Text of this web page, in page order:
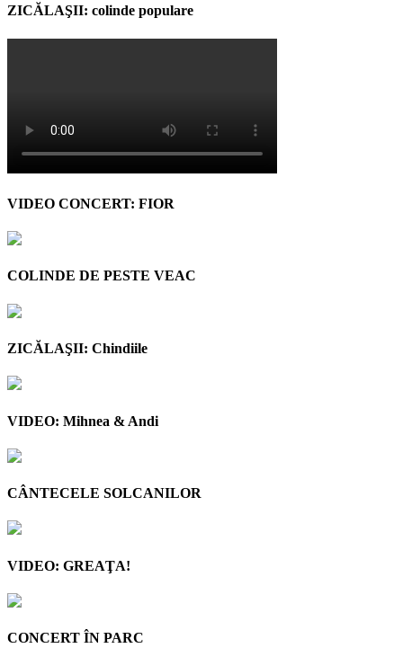
ZICĂLAŞII: colinde populare
VIDEO CONCERT: FIOR
COLINDE DE PESTE VEAC
ZICĂLAŞII: Chindiile
VIDEO: Mihnea & Andi
CÂNTECELE SOLCANILOR
VIDEO: GREAŢA!
CONCERT ÎN PARC